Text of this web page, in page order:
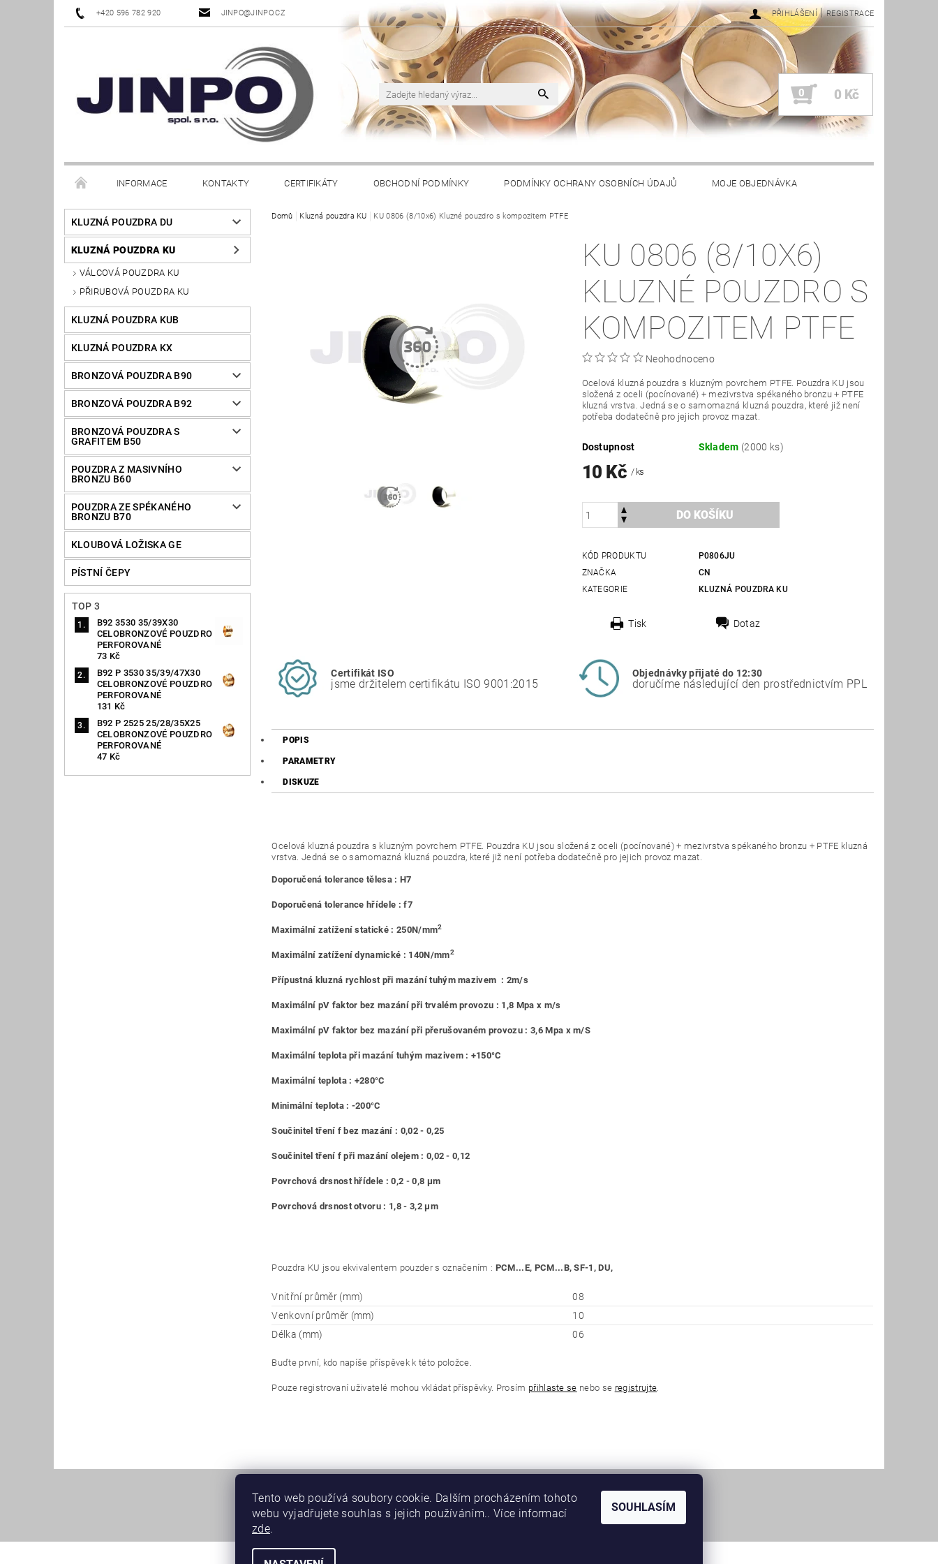
+420 596 782 920 JINPO@JINPO.CZ PŘIHLÁŠENÍ | REGISTRACE
0 0 Kč
INFORMACE KONTAKTY CERTIFIKÁTY OBCHODNÍ PODMÍNKY PODMÍNKY OCHRANY OSOBNÍCH ÚDAJŮ MOJE OBJEDNÁVKA
KLUZNÁ POUZDRA DU
KLUZNÁ POUZDRA KU
VÁLCOVÁ POUZDRA KU
PŘIRUBOVÁ POUZDRA KU
KLUZNÁ POUZDRA KUB
KLUZNÁ POUZDRA KX
BRONZOVÁ POUZDRA B90
BRONZOVÁ POUZDRA B92
BRONZOVÁ POUZDRA S
GRAFITEM B50
POUZDRA Z MASIVNÍHO
BRONZU B60
POUZDRA ZE SPÉKANÉHO
BRONZU B70
KLOUBOVÁ LOŽISKA GE
PÍSTNÍ ČEPY
TOP 3
B92 3530 35/39X30
CELOBRONZOVÉ POUZDRO
PERFOROVANÉ
73 Kč
B92 P 3530 35/39/47X30
CELOBRONZOVÉ POUZDRO
PERFOROVANÉ
131 Kč
B92 P 2525 25/28/35X25
CELOBRONZOVÉ POUZDRO
PERFOROVANÉ
47 Kč
Domů Kluzná pouzdra KU KU 0806 (8/10x6) Kluzné pouzdro s kompozitem PTFE
KU 0806 (8/10X6)
KLUZNÉ POUZDRO S
KOMPOZITEM PTFE
Neohodnoceno
Ocelová kluzná pouzdra s kluzným povrchem PTFE. Pouzdra KU jsou
složená z oceli (pocínované) + mezivrstva spékaného bronzu + PTFE
kluzná vrstva. Jedná se o samomazná kluzná pouzdra, které již není
potřeba dodatečně pro jejich provoz mazat.
Dostupnost Skladem (2000 ks)
10 Kč / ks
KÓD PRODUKTU
P0806JU
ZNAČKA
CN
KATEGORIE
KLUZNÁ POUZDRA KU
Tisk Dotaz
Certifikát ISO
jsme držitelem certifikátu ISO 9001:2015
Objednávky přijaté do 12:30
doručíme následující den prostřednictvím PPL
POPIS
PARAMETRY
DISKUZE
Ocelová kluzná pouzdra s kluzným povrchem PTFE. Pouzdra KU jsou složená z oceli (pocínované) + mezivrstva spékaného bronzu + PTFE kluzná
vrstva. Jedná se o samomazná kluzná pouzdra, které již není potřeba dodatečně pro jejich provoz mazat.
Doporučená tolerance tělesa : H7
Doporučená tolerance hřídele : f7
Maximální zatížení statické : 250N/mm2
Maximální zatížení dynamické : 140N/mm2
Přípustná kluzná rychlost při mazání tuhým mazivem : 2m/s
Maximální pV faktor bez mazání při trvalém provozu : 1,8 Mpa x m/s
Maximální pV faktor bez mazání při přerušovaném provozu : 3,6 Mpa x m/S
Maximální teplota při mazání tuhým mazivem : +150°C
Maximální teplota : +280°C
Minimální teplota : -200°C
Součinitel tření f bez mazání : 0,02 - 0,25
Součinitel tření f při mazání olejem : 0,02 - 0,12
Povrchová drsnost hřídele : 0,2 - 0,8 μm
Povrchová drsnost otvoru : 1,8 - 3,2 μm
Pouzdra KU jsou ekvivalentem pouzder s označením : PCM...E, PCM...B, SF-1, DU,
Vnitřní průměr (mm)
08
Venkovní průměr (mm)
10
Délka (mm)
06
Buďte první, kdo napíše příspěvek k této položce.
Pouze registrovaní uživatelé mohou vkládat příspěvky. Prosím přihlaste se nebo se registrujte.
Tento web používá soubory cookie. Dalším procházením tohoto
webu vyjadřujete souhlas s jejich používáním.. Více informací
zde.
SOUHLASÍM